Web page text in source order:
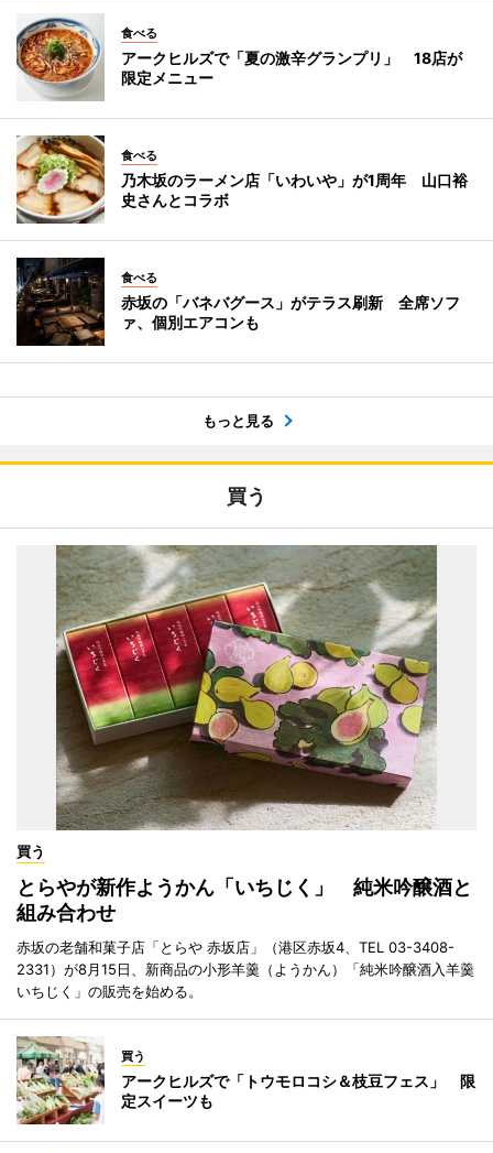
食べる
アークヒルズで「夏の激辛グランプリ」 18店が
限定メニュー
食べる
乃木坂のラーメン店「いわいや」が1周年 山口裕
史さんとコラボ
食べる
赤坂の「バネバグース」がテラス刷新 全席ソフ
ァ、個別エアコンも
もっと見る
買う
買う
とらやが新作ようかん「いちじく」 純米吟醸酒と
組み合わせ
赤坂の老舗和菓子店「とらや 赤坂店」（港区赤坂4、TEL 03-3408-
2331）が8月15日、新商品の小形羊羹（ようかん）「純米吟醸酒入羊羹
いちじく」の販売を始める。
買う
アークヒルズで「トウモロコシ＆枝豆フェス」 限
定スイーツも